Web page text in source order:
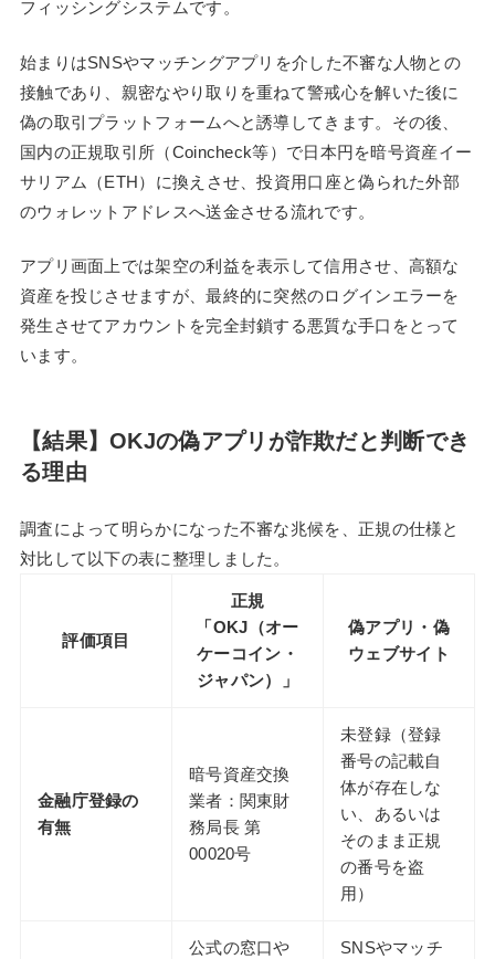
フィッシングシステムです。
始まりはSNSやマッチングアプリを介した不審な人物との
接触であり、親密なやり取りを重ねて警戒心を解いた後に
偽の取引プラットフォームへと誘導してきます。その後、
国内の正規取引所（Coincheck等）で日本円を暗号資産イー
サリアム（ETH）に換えさせ、投資用口座と偽られた外部
のウォレットアドレスへ送金させる流れです。
アプリ画面上では架空の利益を表示して信用させ、高額な
資産を投じさせますが、最終的に突然のログインエラーを
発生させてアカウントを完全封鎖する悪質な手口をとって
います。
【結果】OKJの偽アプリが詐欺だと判断でき
る理由
調査によって明らかになった不審な兆候を、正規の仕様と
対比して以下の表に整理しました。
評価項目
正規
「OKJ（オー
ケーコイン・
ジャパン）」
偽アプリ・偽
ウェブサイト
金融庁登録の
有無
暗号資産交換
業者：関東財
務局長 第
00020号
未登録（登録
番号の記載自
体が存在しな
い、あるいは
そのまま正規
の番号を盗
用）
公式の窓口や
SNSやマッチ